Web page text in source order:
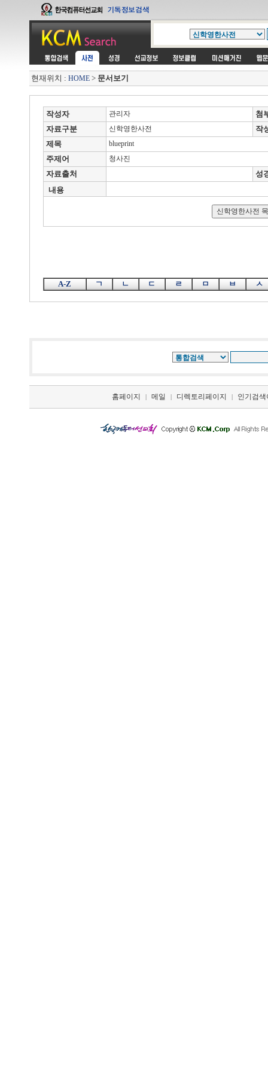
현재위치 : HOME > 문서보기
작성자 관리자
첨
자료구분
신학영한사전
작
제목
blueprint
주제어 청사진
자료출처
성
내용
A-Z ㄱ ㄴ ㄷ ㄹ ㅁ ㅂ ㅅ
홈페이지 | 메일 | 디렉토리페이지 | 인기검색